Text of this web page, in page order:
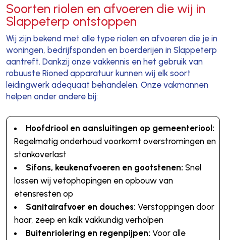
Soorten riolen en afvoeren die wij in
Slappeterp ontstoppen
Wij zijn bekend met alle type riolen en afvoeren die je in
woningen, bedrijfspanden en boerderijen in Slappeterp
aantreft. Dankzij onze vakkennis en het gebruik van
robuuste Rioned apparatuur kunnen wij elk soort
leidingwerk adequaat behandelen. Onze vakmannen
helpen onder andere bij:
Hoofdriool en aansluitingen op gemeenteriool:
Regelmatig onderhoud voorkomt overstromingen en
stankoverlast
Sifons, keukenafvoeren en gootstenen: Snel
lossen wij vetophopingen en opbouw van
etensresten op
Sanitairafvoer en douches: Verstoppingen door
haar, zeep en kalk vakkundig verholpen
Buitenriolering en regenpijpen: Voor alle